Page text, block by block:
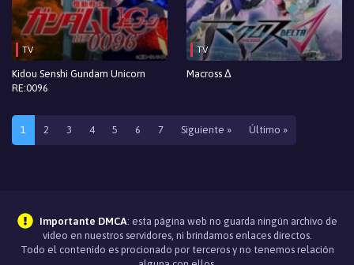
TV
Kidou Senshi Gundam Unicorn
RE:0096
TV
Macross Δ
1 2 3 4 5 6 7 Siguiente » Último »
Importante DMCA: esta página web no guarda ningún archivo de
video en nuestros servidores, ni brindamos enlaces directos.
Todo el contenido es procionado por terceros y no tenemos relación